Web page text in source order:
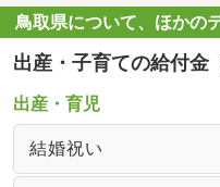
鳥取県について、ほかの
出産・子育ての給付金
出産・育児
結婚祝い